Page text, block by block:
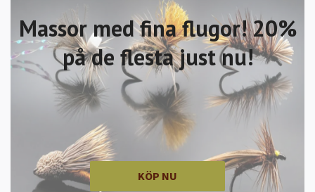
Massor med fina flugor! 20%
på de flesta just nu!
KÖP NU